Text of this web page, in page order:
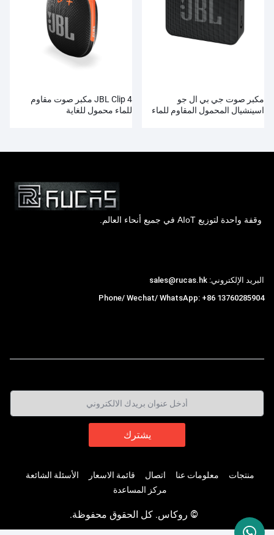
مكبر صوت جي بي ال جو
اسينشيال المحمول المقاوم للماء
JBL Clip 4 مكبر صوت مقاوم
للماء محمول للغاية
وقفة واحدة لتوزيع AIoT في جميع أنحاء العالم.
البريد الإلكتروني: sales@rucas.hk
Phone/ Wechat/ WhatsApp: +86 13760285904
منتجات معلومات عنا اتصال قائمة الاسعار
الأسئلة الشائعة
مركز المساعدة
© روكاس. كل الحقوق محفوظة.